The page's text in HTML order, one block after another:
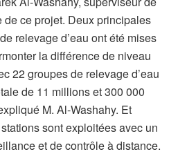
ce projet. Deux principales
relevage d’eau ont été mises
la différence de niveau
22 groupes de relevage d’eau
de 11 millions et 300 000
M. Al-Washahy. Et
sont exploitées avec un
et de contrôle à distance.